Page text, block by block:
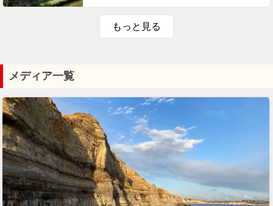
もっと見る
メディア一覧